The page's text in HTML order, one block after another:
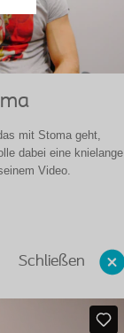
mit Stoma geht,
dabei eine knielange
Video.
Schließen